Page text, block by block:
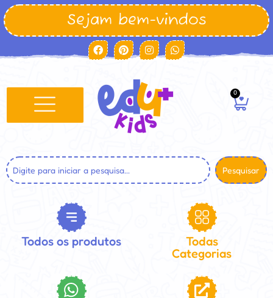
Sejam bem-vindos
0
Pesquisar
Todos os produtos
Todas
Categorias